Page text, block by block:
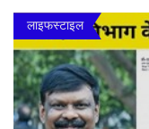
लाइफस्टाइल